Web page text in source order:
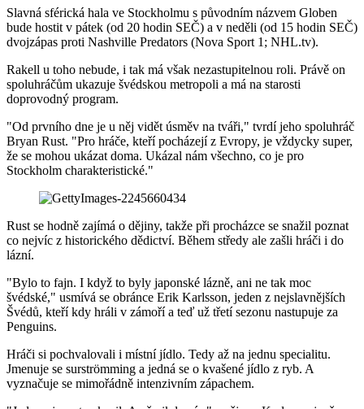
Slavná sférická hala ve Stockholmu s původním názvem Globen
bude hostit v pátek (od 20 hodin SEČ) a v neděli (od 15 hodin SEČ)
dvojzápas proti Nashville Predators (Nova Sport 1; NHL.tv).
Rakell u toho nebude, i tak má však nezastupitelnou roli. Právě on
spoluhráčům ukazuje švédskou metropoli a má na starosti
doprovodný program.
"Od prvního dne je u něj vidět úsměv na tváři," tvrdí jeho spoluhráč
Bryan Rust. "Pro hráče, kteří pocházejí z Evropy, je vždycky super,
že se mohou ukázat doma. Ukázal nám všechno, co je pro
Stockholm charakteristické."
Rust se hodně zajímá o dějiny, takže při procházce se snažil poznat
co nejvíc z historického dědictví. Během středy ale zašli hráči i do
lázní.
"Bylo to fajn. I když to byly japonské lázně, ani ne tak moc
švédské," usmívá se obránce Erik Karlsson, jeden z nejslavnějších
Švédů, kteří kdy hráli v zámoří a teď už třetí sezonu nastupuje za
Penguins.
Hráči si pochvalovali i místní jídlo. Tedy až na jednu specialitu.
Jmenuje se surströmming a jedná se o kvašené jídlo z ryb. A
vyznačuje se mimořádně intenzivním zápachem.